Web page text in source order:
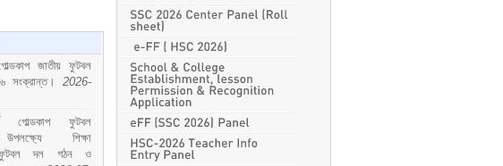
জাতীয় ফুটবল
সংক্রান্ত। 2026-
গোল্ডকাপ ফুটবল
উপলক্ষ্যে শিক্ষা
ফুটবল দল গঠন ও